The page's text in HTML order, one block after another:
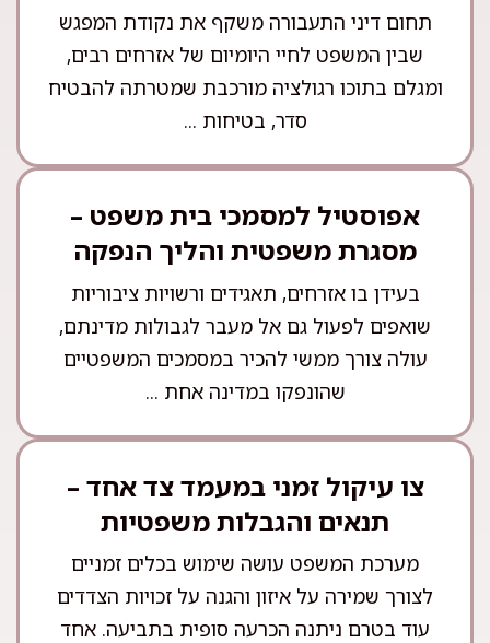
תחום דיני התעבורה משקף את נקודת המפגש
שבין המשפט לחיי היומיום של אזרחים רבים,
ומגלם בתוכו רגולציה מורכבת שמטרתה להבטיח
סדר, בטיחות ...
אפוסטיל למסמכי בית משפט –
מסגרת משפטית והליך הנפקה
בעידן בו אזרחים, תאגידים ורשויות ציבוריות
שואפים לפעול גם אל מעבר לגבולות מדינתם,
עולה צורך ממשי להכיר במסמכים המשפטיים
שהונפקו במדינה אחת ...
צו עיקול זמני במעמד צד אחד –
תנאים והגבלות משפטיות
מערכת המשפט עושה שימוש בכלים זמניים
לצורך שמירה על איזון והגנה על זכויות הצדדים
עוד בטרם ניתנה הכרעה סופית בתביעה. אחד